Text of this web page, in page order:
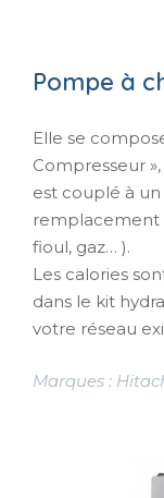
Pompe à
Elle se
Compresseur
est couplé à
remplacement
fioul, gaz… ).
Les calories
dans le kit
votre réseau
Marques :